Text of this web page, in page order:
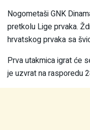
Nogometaši GNK
pretkolu Lige prvaka.
hrvatskog prvaka sa
Prva utakmica igrat će
je uzvrat na rasporedu